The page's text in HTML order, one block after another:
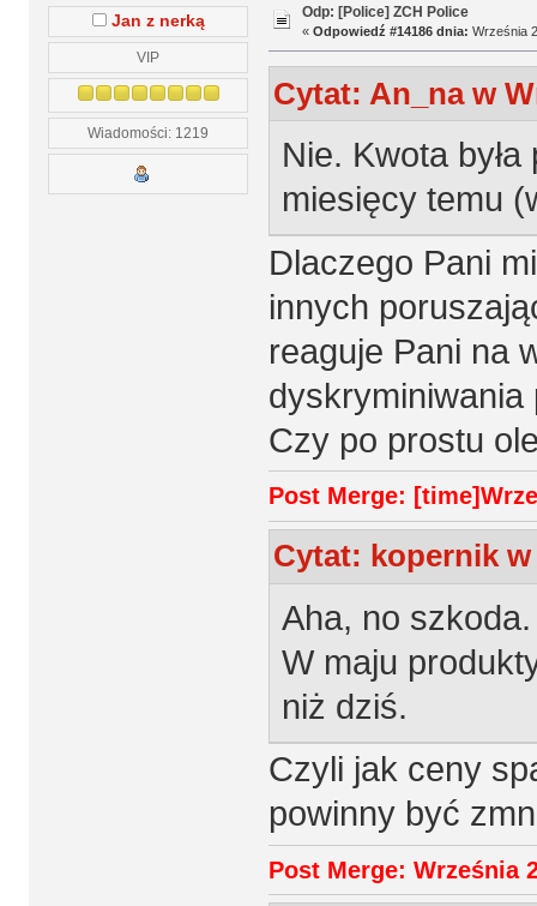
Jan z nerką
VIP
Wiadomości: 1219
Odp: [Police] ZCH Police
« Odpowiedź #14186 dnia: Września
Cytat: An_na w
Nie. Kwota
miesięcy temu
Dlaczego Pani
innych
reaguje Pani na
dyskryminiwania
Czy po prostu
Post Merge:
Cytat: kopernik w
Aha, no szkoda.
W maju
niż dziś.
Czyli jak ceny
powinny być
Post Merge: Września